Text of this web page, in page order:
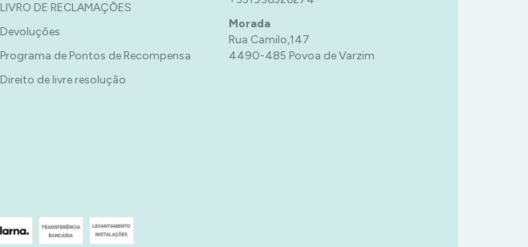
LIVRO DE RECLAMAÇÕES
Devoluções
Programa de Pontos de Recompensa
Direito de livre resolução
Morada
Rua Camilo,147
4490-485 Povoa de Varzim